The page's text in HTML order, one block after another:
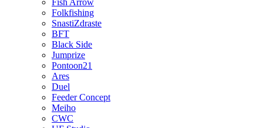
Folkfishing
SnastiZdraste
BFT
Black Side
Jumprize
Pontoon21
Ares
Duel
Feeder Concept
Meiho
CWC